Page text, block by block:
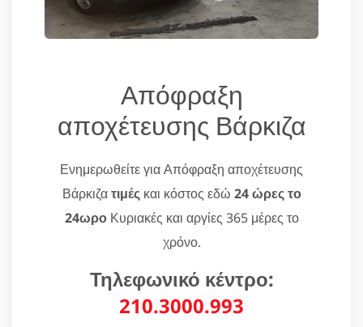
Απόφραξη
αποχέτευσης Βάρκιζα
Ενημερωθείτε για Απόφραξη αποχέτευσης
Βάρκιζατιμέςκαι κόστος εδώ 24 ώρες το
24ωροΚυριακές και αργίες 365 μέρες το
χρόνο.
Τηλεφωνικό κέντρο:
210.3000.993